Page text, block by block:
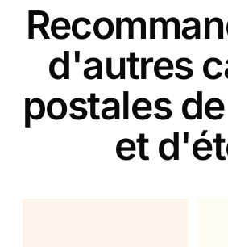
d'autres
postales
et